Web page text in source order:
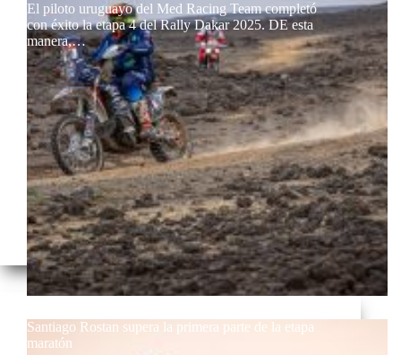
El piloto uruguayo del Med Racing Team completó
con éxito la etapa 4 del Rally Dakar 2025. DE esta
manera,…
Santiago Rostan supera la primera parte de la etapa
maratón